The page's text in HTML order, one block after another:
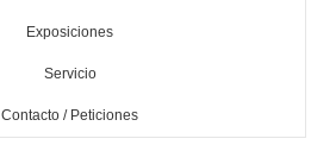
Exposiciones
Servicio
Contacto / Peticiones